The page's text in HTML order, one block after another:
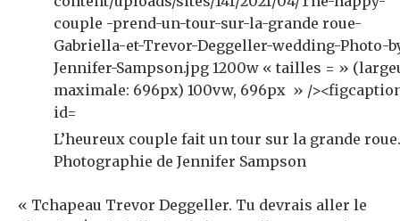
L’heureux couple fait un tour sur la grande roue.
Photographie de Jennifer Sampson
« Tchapeau Trevor Deggeller. Tu devrais aller le